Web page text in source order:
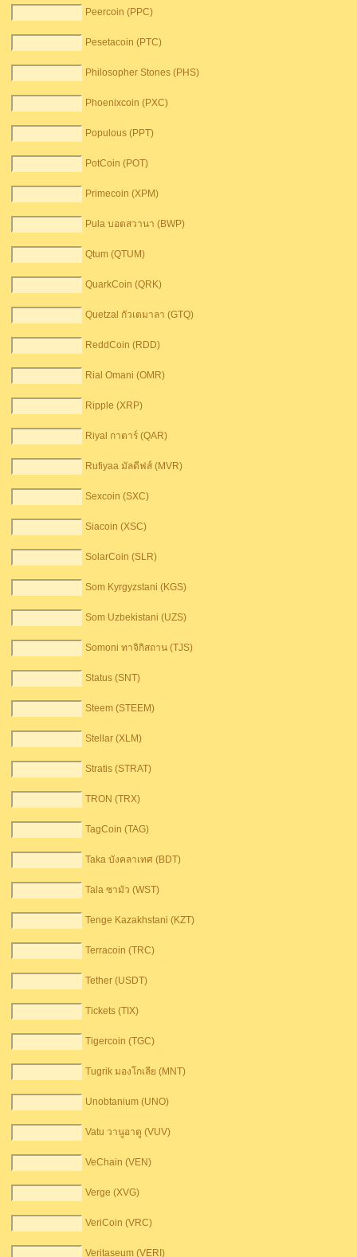
Peercoin (PPC)
Pesetacoin (PTC)
Philosopher Stones (PHS)
Phoenixcoin (PXC)
Populous (PPT)
PotCoin (POT)
Primecoin (XPM)
Pula บอตสวานา (BWP)
Qtum (QTUM)
QuarkCoin (QRK)
Quetzal กัวเตมาลา (GTQ)
ReddCoin (RDD)
Rial Omani (OMR)
Ripple (XRP)
Riyal กาตาร์ (QAR)
Rufiyaa มัลดีฟส์ (MVR)
Sexcoin (SXC)
Siacoin (XSC)
SolarCoin (SLR)
Som Kyrgyzstani (KGS)
Som Uzbekistani (UZS)
Somoni ทาจิกิสถาน (TJS)
Status (SNT)
Steem (STEEM)
Stellar (XLM)
Stratis (STRAT)
TRON (TRX)
TagCoin (TAG)
Taka บังคลาเทศ (BDT)
Tala ซามัว (WST)
Tenge Kazakhstani (KZT)
Terracoin (TRC)
Tether (USDT)
Tickets (TIX)
Tigercoin (TGC)
Tugrik มองโกเลีย (MNT)
Unobtanium (UNO)
Vatu วานูอาตู (VUV)
VeChain (VEN)
Verge (XVG)
VeriCoin (VRC)
Veritaseum (VERI)